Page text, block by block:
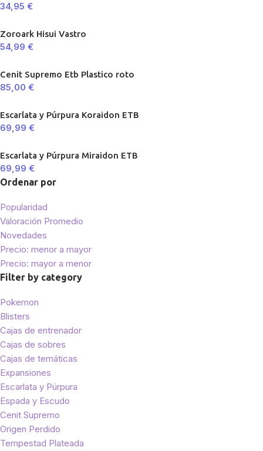
34,95 €
Zoroark Hisui Vastro
54,99 €
Cenit Supremo Etb Plastico roto
85,00 €
Escarlata y Púrpura Koraidon ETB
69,99 €
Escarlata y Púrpura Miraidon ETB
69,99 €
Ordenar por
Popularidad
Valoración Promedio
Novedades
Precio: menor a mayor
Precio: mayor a menor
Filter by category
Pokemon
Blisters
Cajas de entrenador
Cajas de sobres
Cajas de temáticas
Expansiones
Escarlata y Púrpura
Espada y Escudo
Cenit Supremo
Origen Perdido
Tempestad Plateada